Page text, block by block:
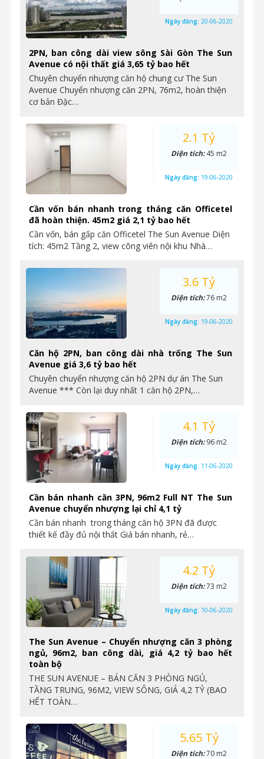
2PN, ban công dài view sông Sài Gòn The Sun
Avenue có nội thất giá 3,65 tỷ bao hết
Chuyên chuyển nhượng căn hộ chung cư The Sun
Avenue Chuyển nhượng căn 2PN, 76m2, hoàn thiện
cơ bản Đặc…
Ngày đăng: 20-06-2020
Cần vốn bán nhanh trong tháng căn Officetel
đã hoàn thiện. 45m2 giá 2,1 tỷ bao hết
Cần vốn, bán gấp căn Officetel The Sun Avenue Diện
tích: 45m2 Tầng 2, view công viên nội khu Nhà…
2.1 Tỷ
Diện tích:45 m2
Ngày đăng: 19-06-2020
Căn hộ 2PN, ban công dài nhà trống The Sun
Avenue giá 3,6 tỷ bao hết
Chuyên chuyển nhượng căn hộ 2PN dự án The Sun
Avenue *** Còn lại duy nhất 1 căn hộ 2PN,…
3.6 Tỷ
Diện tích:76 m2
Ngày đăng: 19-06-2020
Cần bán nhanh căn 3PN, 96m2 Full NT The Sun
Avenue chuyển nhượng lại chỉ 4,1 tỷ
Cần bán nhanh trong tháng căn hộ 3PN đã được
thiết kế đầy đủ nội thất Giá bán nhanh, rẻ…
4.1 Tỷ
Diện tích:96 m2
Ngày đăng: 11-06-2020
The Sun Avenue – Chuyển nhượng căn 3 phòng
ngủ, 96m2, ban công dài, giá 4,2 tỷ bao hết
toàn bộ
THE SUN AVENUE – BÁN CĂN 3 PHÒNG NGỦ,
TẦNG TRUNG, 96M2, VIEW SÔNG, GIÁ 4,2 TỶ (BAO
HẾT TOÀN…
4.2 Tỷ
Diện tích:73 m2
Ngày đăng: 10-06-2020
5.65 Tỷ
Diện tích:70 m2